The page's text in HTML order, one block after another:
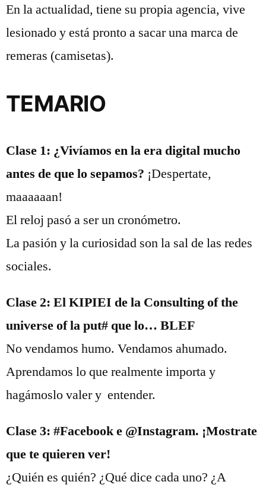
En la actualidad, tiene su propia agencia, vive
lesionado y está pronto a sacar una marca de
remeras (camisetas).
TEMARIO
Clase 1: ¿Vivíamos en la era digital mucho
antes de que lo sepamos? ¡Despertate,
maaaaaan!
El reloj pasó a ser un cronómetro.
La pasión y la curiosidad son la sal de las redes
sociales.
Clase 2: El KIPIEI de la Consulting of the
universe of la put# que lo… BLEF
No vendamos humo. Vendamos ahumado.
Aprendamos lo que realmente importa y
hagámoslo valer y entender.
Clase 3: #Facebook e @Instagram. ¡Mostrate
que te quieren ver!
¿Quién es quién? ¿Qué dice cada uno? ¿A